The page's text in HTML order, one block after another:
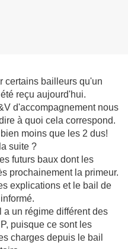
certains bailleurs qu'un
reçu aujourd'hui.
d'accompagnement nous
à quoi cela correspond.
moins que les 2 dus!
suite ?
futurs baux dont les
prochainement la primeur.
explications et le bail de
un régime différent des
puisque ce sont les
charges depuis le bail